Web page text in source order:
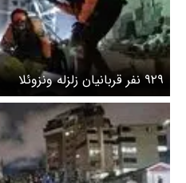
۹۲۹ نفر قربانیان زلزله ونزوئلا